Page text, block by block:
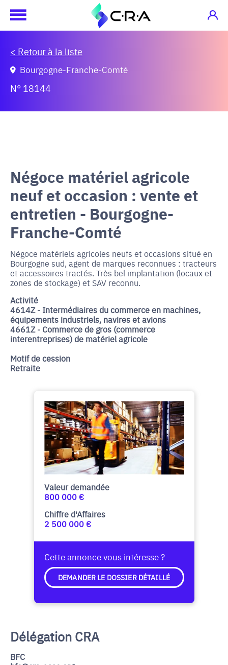
< Retour à la liste
N° 18144
Bourgogne-Franche-Comté
Négoce matériel agricole
neuf et occasion : vente et
entretien - Bourgogne-
Franche-Comté
Négoce matériels agricoles neufs et occasions situé en
Bourgogne sud, agent de marques reconnues : tracteurs
et accessoires tractés. Très bel implantation (locaux et
zones de stockage) et SAV reconnu.
Activité
4614Z - Intermédiaires du commerce en machines,
équipements industriels, navires et avions
4661Z - Commerce de gros (commerce
interentreprises) de matériel agricole
Motif de cession
Retraite
Valeur demandée
800 000 €
Chiffre d'Affaires
2 500 000 €
Cette annonce vous intéresse ?
DEMANDER LE DOSSIER DÉTAILLÉ
Délégation CRA
BFC